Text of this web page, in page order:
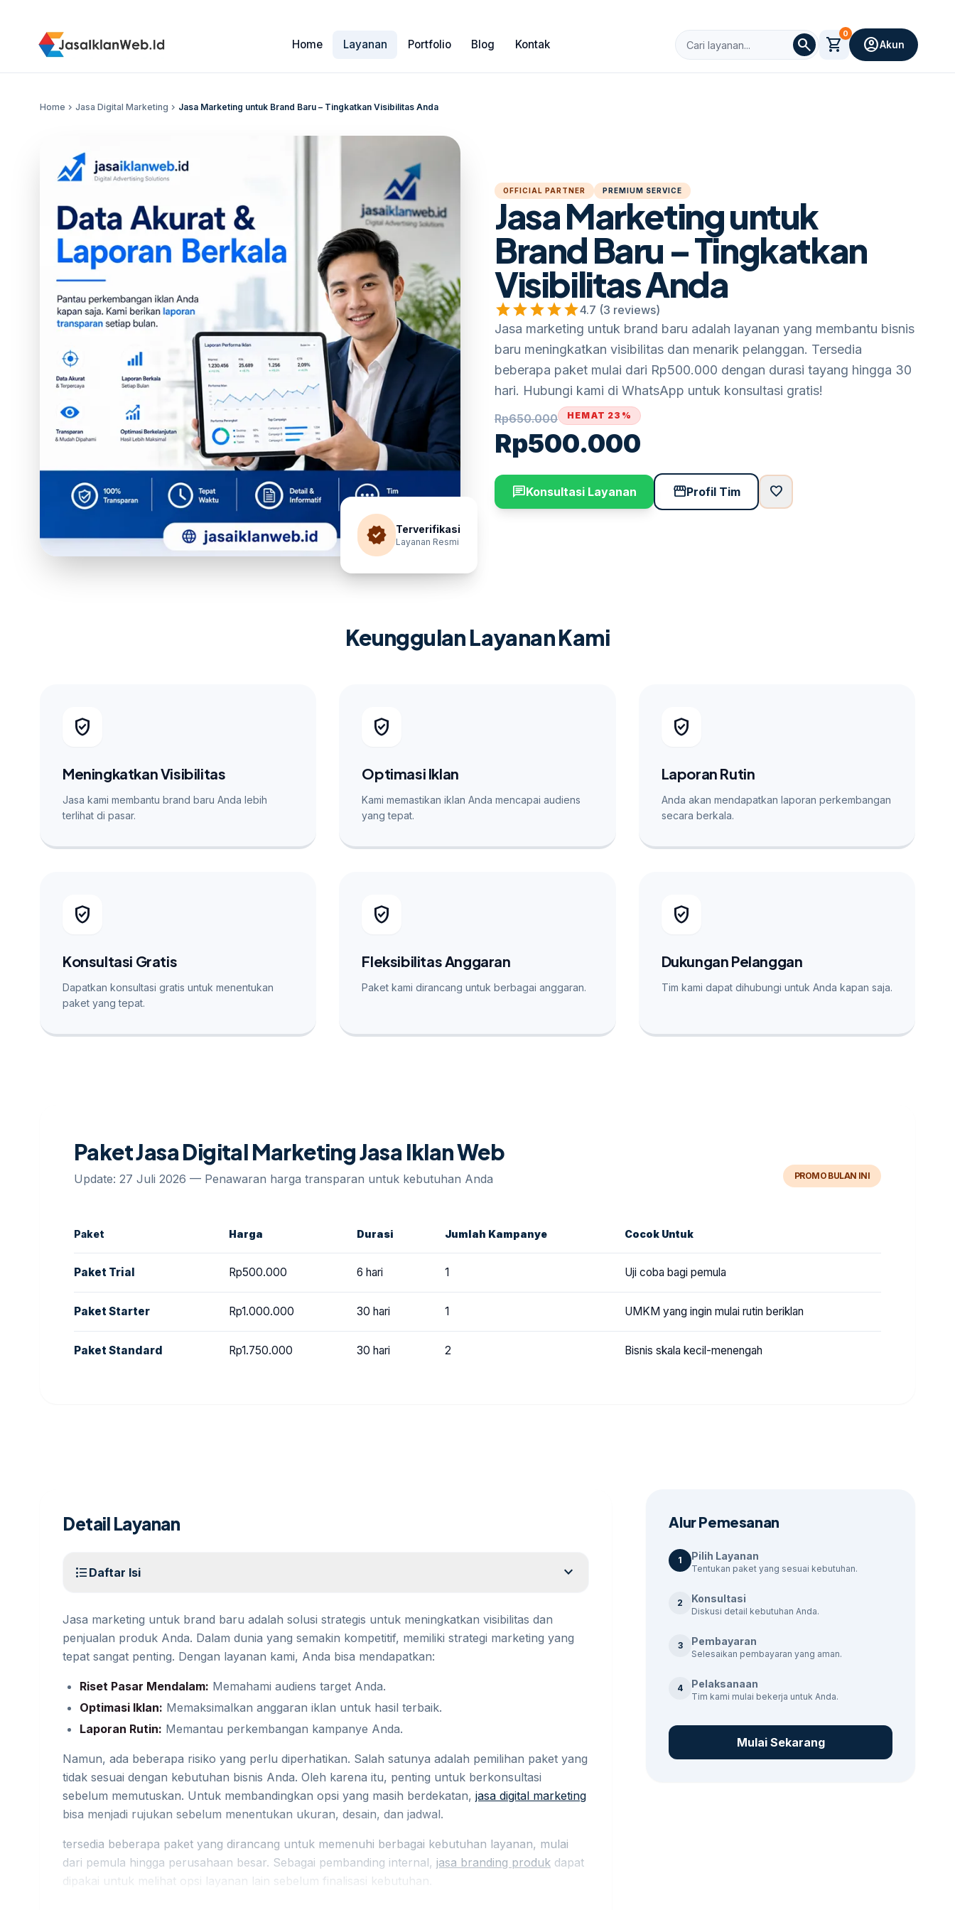
Home Layanan Portfolio Blog Kontak search shopping_cart
0
account_circleAkun
Home chevron_right Jasa Digital Marketing chevron_right Jasa Marketing untuk Brand Baru – Tingkatkan Visibilitas Anda
verified Terverifikasi
Layanan Resmi
OFFICIAL PARTNER PREMIUM SERVICE
Jasa Marketing untuk
Brand Baru – Tingkatkan
Visibilitas Anda
starstarstarstarstar4.7 (3 reviews)
Jasa marketing untuk brand baru adalah layanan yang membantu bisnis
baru meningkatkan visibilitas dan menarik pelanggan. Tersedia
beberapa paket mulai dari Rp500.000 dengan durasi tayang hingga 30
hari. Hubungi kami di WhatsApp untuk konsultasi gratis!
Rp650.000
Rp500.000
HEMAT 23%
chatKonsultasi Layanan storefrontProfil Tim favorite
Keunggulan Layanan Kami
verified_user
Meningkatkan Visibilitas
Jasa kami membantu brand baru Anda lebih
terlihat di pasar.
verified_user
Optimasi Iklan
Kami memastikan iklan Anda mencapai audiens
yang tepat.
verified_user
Laporan Rutin
Anda akan mendapatkan laporan perkembangan
secara berkala.
verified_user
Konsultasi Gratis
Dapatkan konsultasi gratis untuk menentukan
paket yang tepat.
verified_user
Fleksibilitas Anggaran
Paket kami dirancang untuk berbagai anggaran.
verified_user
Dukungan Pelanggan
Tim kami dapat dihubungi untuk Anda kapan saja.
Paket Jasa Digital Marketing Jasa Iklan Web
Update: 27 Juli 2026 — Penawaran harga transparan untuk kebutuhan Anda PROMO BULAN INI
Paket Harga Durasi Jumlah Kampanye Cocok Untuk
Paket Trial Rp500.000 6 hari 1 Uji coba bagi pemula
Paket Starter Rp1.000.000 30 hari 1 UMKM yang ingin mulai rutin beriklan
Paket Standard Rp1.750.000 30 hari 2 Bisnis skala kecil-menengah
Detail Layanan
format_list_bulleted Daftar Isi expand_more
Jasa marketing untuk brand baru adalah solusi strategis untuk meningkatkan visibilitas dan
penjualan produk Anda. Dalam dunia yang semakin kompetitif, memiliki strategi marketing yang
tepat sangat penting. Dengan layanan kami, Anda bisa mendapatkan:
Riset Pasar Mendalam: Memahami audiens target Anda.
Optimasi Iklan: Memaksimalkan anggaran iklan untuk hasil terbaik.
Laporan Rutin: Memantau perkembangan kampanye Anda.
Namun, ada beberapa risiko yang perlu diperhatikan. Salah satunya adalah pemilihan paket yang
tidak sesuai dengan kebutuhan bisnis Anda. Oleh karena itu, penting untuk berkonsultasi
sebelum memutuskan. Untuk membandingkan opsi yang masih berdekatan, jasa digital marketing
bisa menjadi rujukan sebelum menentukan ukuran, desain, dan jadwal.
tersedia beberapa paket yang dirancang untuk memenuhi berbagai kebutuhan layanan, mulai
dari pemula hingga perusahaan besar. Sebagai pembanding internal, jasa branding produk dapat
dipakai untuk melihat opsi layanan lain sebelum finalisasi kebutuhan.
Alur Pemesanan
1 Pilih Layanan
Tentukan paket yang sesuai kebutuhan.
2 Konsultasi
Diskusi detail kebutuhan Anda.
3 Pembayaran
Selesaikan pembayaran yang aman.
4 Pelaksanaan
Tim kami mulai bekerja untuk Anda.
Mulai Sekarang